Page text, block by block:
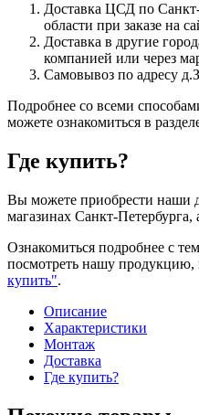
Доставка ЦСД по
области при заказе на
Доставка в другие
компанией или через
Самовывоз по адресу
Подробнее со всеми
можете ознакомиться в
Где купить?
Вы можете приобрести наши
магазинах Санкт-Петербурга,
Ознакомиться подробнее с
посмотреть нашу продукцию,
купить".
Описание
Характеристики
Монтаж
Доставка
Где купить?